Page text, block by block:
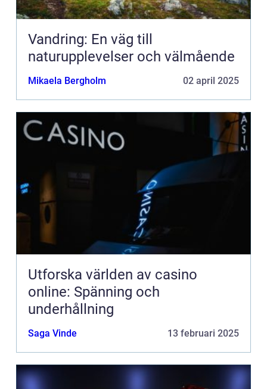
Vandring: En väg till
naturupplevelser och välmående
Mikaela Bergholm 02 april 2025
Utforska världen av casino
online: Spänning och
underhållning
Saga Vinde 13 februari 2025